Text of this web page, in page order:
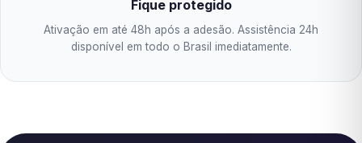
Fique protegido
Ativação em até 48h após a adesão. Assistência 24h
disponível em todo o Brasil imediatamente.